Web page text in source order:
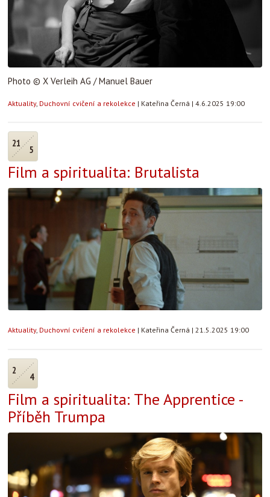
Photo © X Verleih AG / Manuel Bauer
Aktuality, Duchovní cvičení a rekolekce | Kateřina Černá | 4.6.2025 19:00
21
5
Film a spiritualita: Brutalista
Aktuality, Duchovní cvičení a rekolekce | Kateřina Černá | 21.5.2025 19:00
2
4
Film a spiritualita: The Apprentice -
Příběh Trumpa